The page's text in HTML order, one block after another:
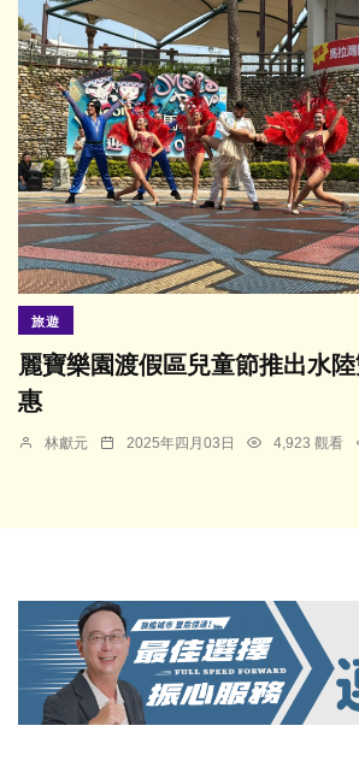
旅遊
麗寶樂園渡假區兒童節推出水
惠
林獻元 2025年四月03日 4,923 觀看